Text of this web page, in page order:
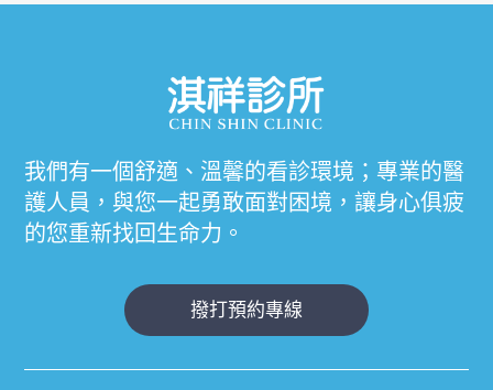
我們有一個舒適、溫馨的看診環境；專業的醫
護人員，與您一起勇敢面對困境，讓身心俱疲
的您重新找回生命力。
撥打預約專線